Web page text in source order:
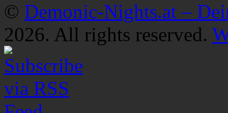
© Demonic-Nights.at –
2026. All rights reserved.